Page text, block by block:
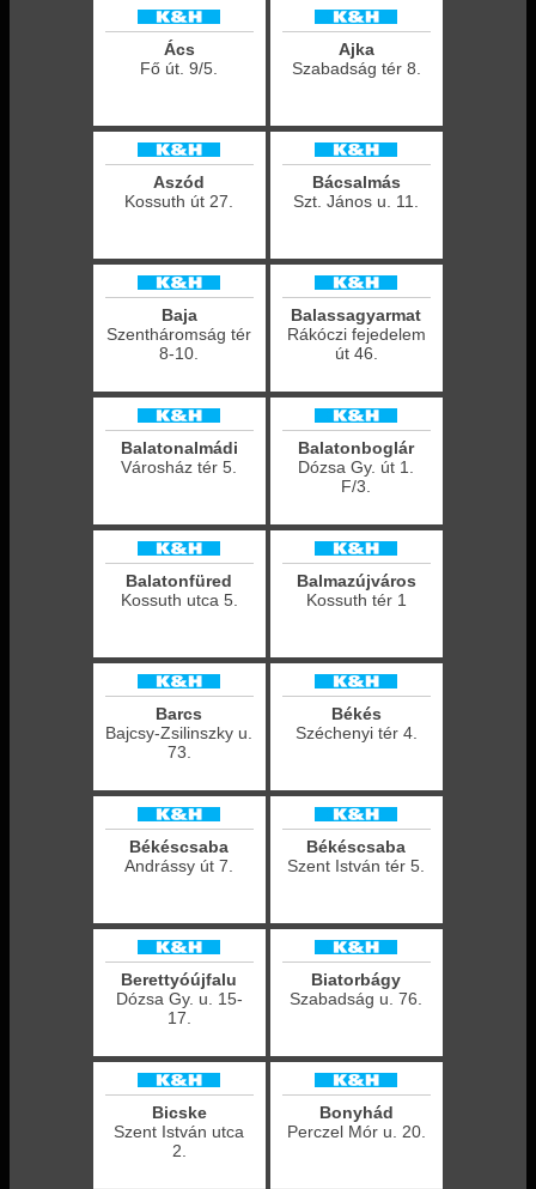
Ács
Fő út. 9/5.
Ajka
Szabadság tér 8.
Aszód
Kossuth út 27.
Bácsalmás
Szt. János u. 11.
Baja
Szentháromság tér
8-10.
Balassagyarmat
Rákóczi fejedelem
út 46.
Balatonalmádi
Városház tér 5.
Balatonboglár
Dózsa Gy. út 1.
F/3.
Balatonfüred
Kossuth utca 5.
Balmazújváros
Kossuth tér 1
Barcs
Bajcsy-Zsilinszky u.
73.
Békés
Széchenyi tér 4.
Békéscsaba
Andrássy út 7.
Békéscsaba
Szent István tér 5.
Berettyóújfalu
Dózsa Gy. u. 15-
17.
Biatorbágy
Szabadság u. 76.
Bicske
Szent István utca
2.
Bonyhád
Perczel Mór u. 20.